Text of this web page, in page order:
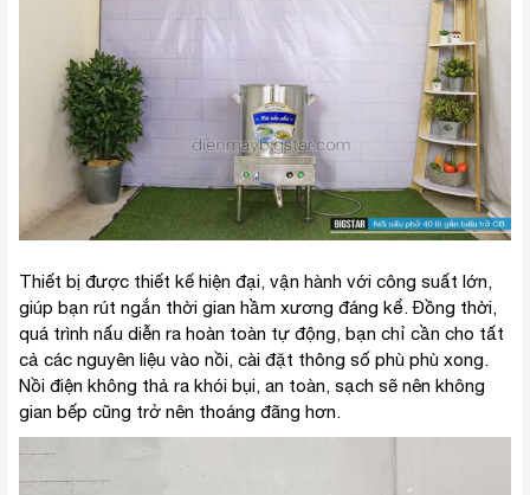
Thiết bị được thiết kế hiện đại, vận hành với công suất lớn,
giúp bạn rút ngắn thời gian hầm xương đáng kể. Đồng thời,
quá trình nấu diễn ra hoàn toàn tự động, bạn chỉ cần cho tất
cả các nguyên liệu vào nồi, cài đặt thông số phù phù xong.
Nồi điện không thả ra khói bụi, an toàn, sạch sẽ nên không
gian bếp cũng trở nên thoáng đãng hơn.